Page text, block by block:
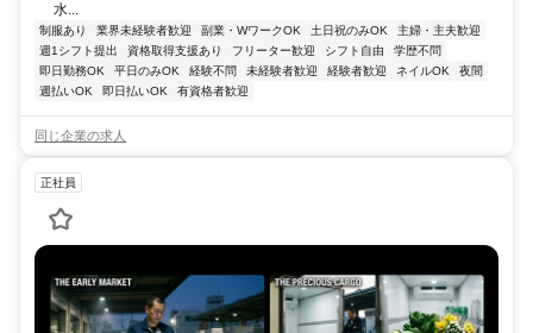
水...
制服あり 業界未経験者歓迎 副業・WワークOK 土日祝のみOK
主婦・主夫歓迎
週1シフト提出
資格取得支援あり フリーター歓迎 シフト自由
学歴不問
即日勤務OK
平日のみOK 経験不問 未経験者歓迎 経験者歓迎 ネイルOK
夜間
週払いOK
即日払いOK 有資格者歓迎
同じ企業の求人
正社員